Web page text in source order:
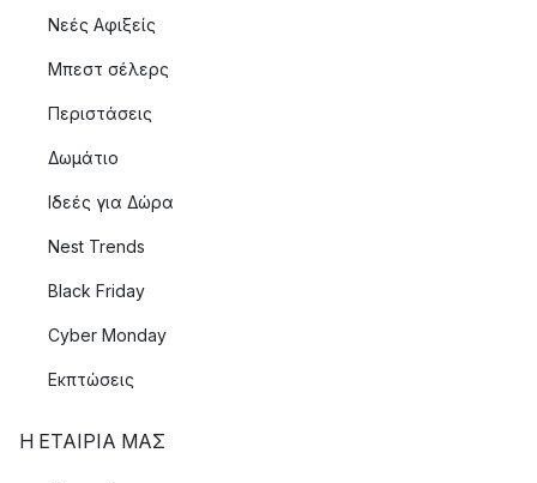
Νεές Αφιξείς
Μπεστ σέλερς
Περιστάσεις
Δωμάτιο
Ιδεές για Δώρα
Nest Trends
Black Friday
Cyber Monday
Εκπτώσεις
Η ΕΤΑΊΡΙΑ ΜΑΣ